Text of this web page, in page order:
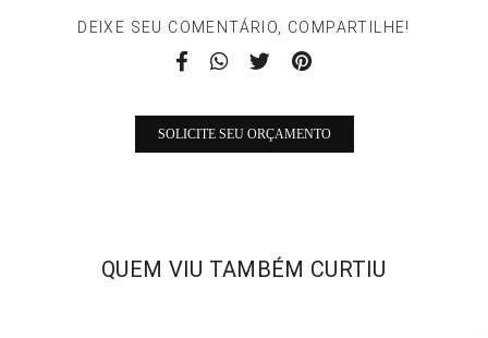
DEIXE SEU COMENTÁRIO, COMPARTILHE!
SOLICITE SEU ORÇAMENTO
QUEM VIU TAMBÉM CURTIU